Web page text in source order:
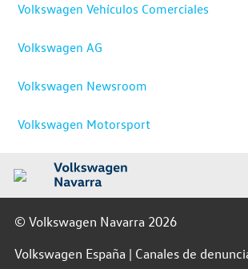
Volkswagen Vehículos Comerciales
Volkswagen AG
Volkswagen Newsroom
Volkswagen Motorsport
© Volkswagen Navarra 2026
Volkswagen España
Canales de